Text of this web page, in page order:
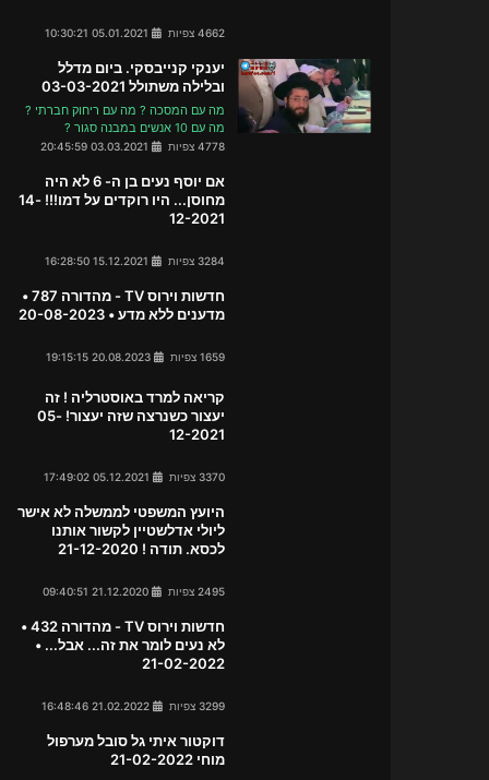
4662 צפיות
יענקי קנייבסקי. ביום מדלל
ובלילה משתולל 03-03-2021
מה עם המסכה ? מה עם ריחוק חברתי ?
מה עם 10 אנשים במבנה סגור ?
4778 צפיות
אם יוסף נעים בן ה- 6 לא היה
מחוסן... היו רוקדים על דמו!!! 14-
12-2021
3284 צפיות
חדשות וירוס TV - מהדורה 787 •
מדענים ללא מדע • 20-08-2023
1659 צפיות
קריאה למרד באוסטרליה ! זה
יעצור כשנרצה שזה יעצור! 05-
12-2021
3370 צפיות
היועץ המשפטי לממשלה לא אישר
ליולי אדלשטיין לקשור אותנו
לכסא. תודה ! 21-12-2020
2495 צפיות
חדשות וירוס TV - מהדורה 432 •
לא נעים לומר את זה... אבל... •
21-02-2022
3299 צפיות
דוקטור איתי גל סובל מערפול
מוחי 21-02-2022